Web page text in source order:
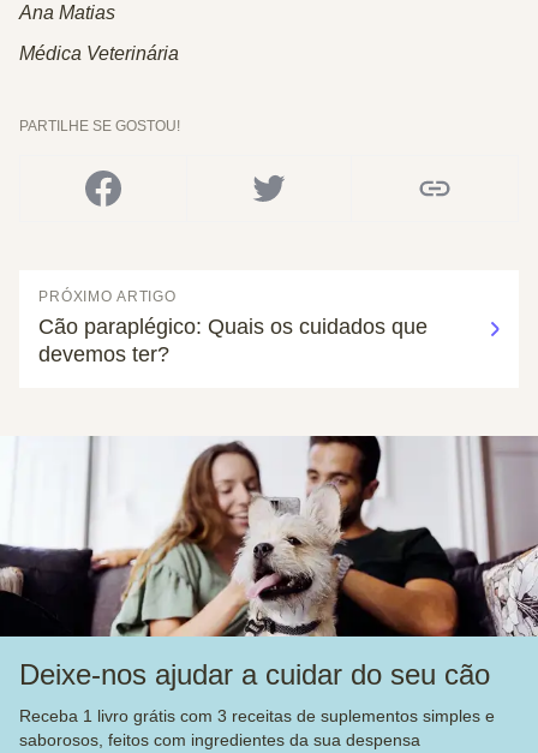
Ana Matias
Médica Veterinária
PARTILHE SE GOSTOU!
PRÓXIMO ARTIGO
Cão paraplégico: Quais os cuidados que
devemos ter?
Deixe-nos ajudar a cuidar do seu cão
Receba 1 livro grátis com 3 receitas de suplementos simples e
saborosos, feitos com ingredientes da sua despensa